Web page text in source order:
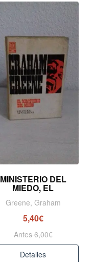
MINISTERIO DEL
MIEDO, EL
Greene, Graham
5,40€
Antes 6,00€
Detalles